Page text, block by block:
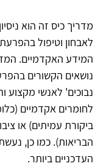
מדריך כיס זה הוא
לאבחון וטיפול
המידע האקדמיים.
נושאים הקשורים
נבוכים' לאנשי מקצוע
לחומרים אקדמיים
ביקורת עמיתים) או
הבריאות). כמו כן,
העדכניים ביותר.